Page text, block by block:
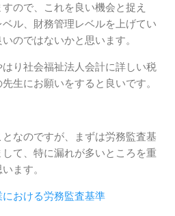
ので、これを良い機会と捉え
ル、財務管理レベルを上げてい
のではないかと思います。
り社会福祉法人会計に詳しい税
生にお願いをすると良いです。
なのですが、まずは労務監査基
て、特に漏れが多いところを重
ます。
おける労務監査基準